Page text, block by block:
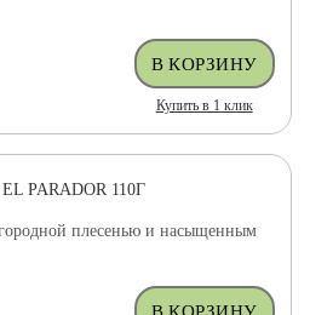
Купить в 1 клик
PARADOR 110Г
плесенью и насыщенным